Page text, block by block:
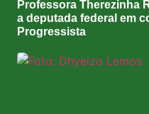
Professora Therezinha
a deputada federal em
Progressista